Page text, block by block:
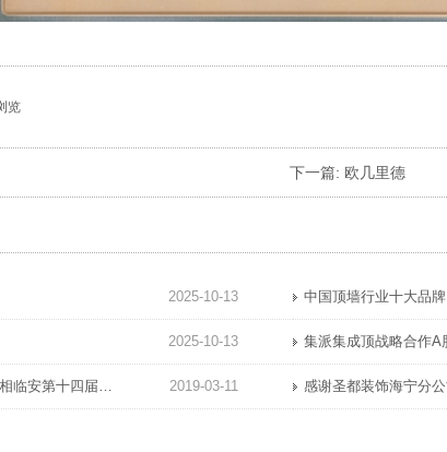
览
下一篇: 欧几里德
2025-10-13 中国顶墙行业十大品牌
2025-10-13
开年大戏一一集派集成顶亮相临安第十四届家装博览会，深受广大消费者喜爱！ 2019-03-11